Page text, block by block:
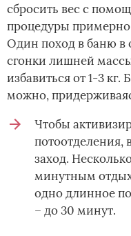
сбросить вес с
процедуры
Один поход в баню в
сгонки лишней
избавиться от 1-3 кг.
можно,
Чтобы
потоотделения,
заход.
минутным
одно длинное
– до 30 минут.